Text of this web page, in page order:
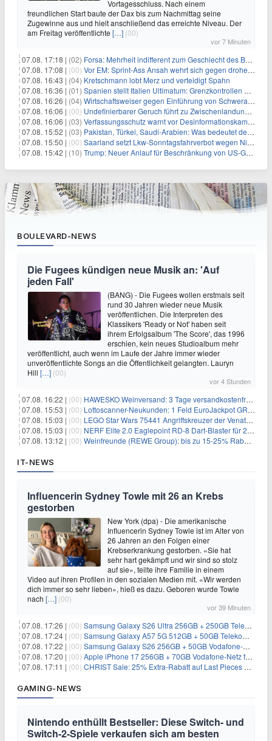
Vortagesschluss. Nach einem
freundlichen Start baute der Dax bis zum Nachmittag seine
Zugewinne aus und hielt anschließend das erreichte Niveau. Der
am Freitag veröffentlichte […] (00)
vor 7 Minuten
07.08. 17:18 | (02) Forsa: Mehrheit indifferent zum Geschlecht des Bundespräsidenten
07.08. 17:08 | (00) Vor EM: Sprint-Ass Ansah wehrt sich gegen drohende Sperre
07.08. 16:43 | (04) Kretschmann lobt Merz und verteidigt Spahn
07.08. 16:36 | (01) Spanien stellt Italien Ultimatum: Grenzkontrollen beenden
07.08. 16:26 | (04) Wirtschaftsweiser gegen Einführung von Schwerarbeiter-Rente
07.08. 16:06 | (00) Undefinierbarer Geruch führt zu Zwischenlandung von Flieger
07.08. 16:06 | (03) Verfassungsschutz warnt vor Desinformationskampagne gegen Merz
07.08. 15:52 | (03) Pakistan, Türkei, Saudi-Arabien: Was bedeutet der neue Pakt?
07.08. 15:50 | (00) Saarland setzt Lkw-Sonntagsfahrverbot wegen Niedrigwasser aus
07.08. 15:42 | (10) Trump: Neuer Anlauf für Beschränkung von US-Geburtsrecht
BOULEVARD-NEWS
Die Fugees kündigen neue Musik an: 'Auf
jeden Fall'
(BANG) - Die Fugees wollen erstmals seit
rund 30 Jahren wieder neue Musik
veröffentlichen. Die Interpreten des
Klassikers 'Ready or Not' haben seit
ihrem Erfolgsalbum 'The Score', das 1996
erschien, kein neues Studioalbum mehr
veröffentlicht, auch wenn im Laufe der Jahre immer wieder
unveröffentlichte Songs an die Öffentlichkeit gelangten. Lauryn
Hill […] (00)
vor 4 Stunden
07.08. 16:22 | (00) HAWESKO Weinversand: 3 Tage versandkostenfrei bestellen (MBW 25€)
07.08. 15:53 | (00) Lottoscanner-Neukunden: 1 Feld EuroJackpot GRATIS spielen
07.08. 15:03 | (00) LEGO Star Wars 75441 Angriffskreuzer der Venator-Klasse für 50,25€
07.08. 15:03 | (00) NERF Elite 2.0 Eaglepoint RD-8 Dart-Blaster für 20,49€
07.08. 13:12 | (00) Weinfreunde (REWE Group): bis zu 15-25% Rabatt je nach Anzahl der Flaschen
IT-NEWS
Influencerin Sydney Towle mit 26 an Krebs
gestorben
New York (dpa) - Die amerikanische
Influencerin Sydney Towle ist im Alter von
26 Jahren an den Folgen einer
Krebserkrankung gestorben. «Sie hat
sehr hart gekämpft und wir sind so stolz
auf sie», teilte ihre Familie in einem
Video auf ihren Profilen in den sozialen Medien mit. «Wir werden
dich immer so sehr lieben», hieß es dazu. Geboren wurde Towle
nach […] (00)
vor 39 Minuten
07.08. 17:26 | (00) Samsung Galaxy S26 Ultra 256GB + 250GB Telekom-Netz für 34€/Monat (effektiv 5,42€/Monat)
07.08. 17:24 | (00) Samsung Galaxy A57 5G 512GB + 50GB Telekom-Netz für 20€/Monat (effektiv 3,33€/Monat)
07.08. 17:22 | (00) Samsung Galaxy S26 256GB + 50GB Vodafone-Netz für 19,99€/Monat (effektiv 1,26€/Monat)
07.08. 17:20 | (00) Apple iPhone 17 256GB + 70GB Vodafone-Netz für 34,99€/Monat (effektiv 6,41€/Monat)
07.08. 17:11 | (00) CHRIST Sale: 25% Extra-Rabatt auf Last Pieces bei Schmuck & Uhren
GAMING-NEWS
Nintendo enthüllt Bestseller: Diese Switch- und
Switch-2-Spiele verkaufen sich am besten